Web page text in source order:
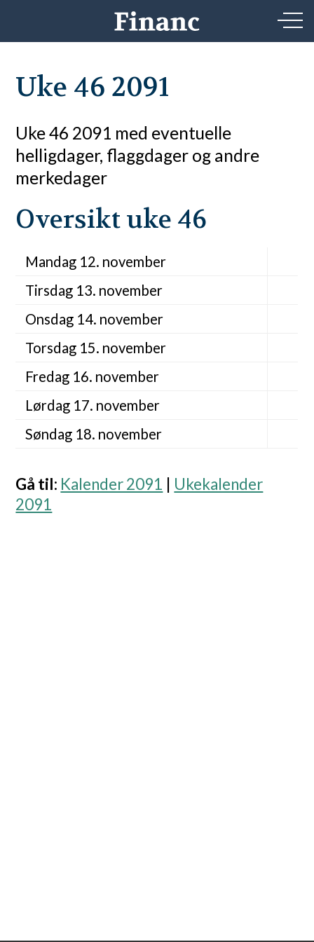
Uke 46 2091
Uke 46 2091 med eventuelle
helligdager, flaggdager og andre
merkedager
Oversikt uke 46
Mandag 12. november
Tirsdag 13. november
Onsdag 14. november
Torsdag 15. november
Fredag 16. november
Lørdag 17. november
Søndag 18. november
Gå til: Kalender 2091
Ukekalender
2091